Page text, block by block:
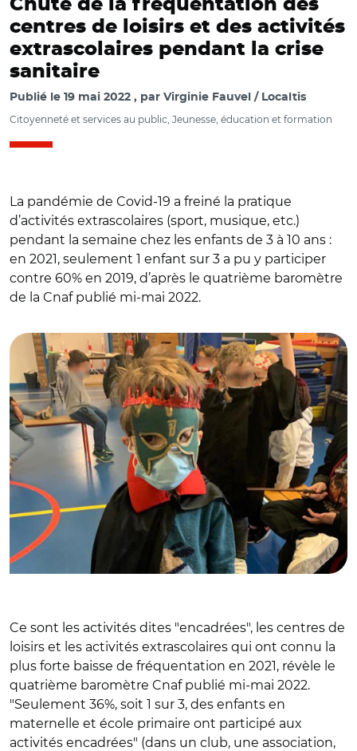
Chute de la fréquentation des
centres de loisirs et des activités
extrascolaires pendant la crise
sanitaire
Publié le 19 mai 2022 par Virginie Fauvel / Localtis
Citoyenneté et services au public, Jeunesse, éducation et formation
La pandémie de Covid-19 a freiné la pratique
d’activités extrascolaires (sport, musique, etc.)
pendant la semaine chez les enfants de 3 à 10 ans :
en 2021, seulement 1 enfant sur 3 a pu y participer
contre 60% en 2019, d’après le quatrième baromètre
de la Cnaf publié mi-mai 2022.
Ce sont les activités dites "encadrées", les centres de
loisirs et les activités extrascolaires qui ont connu la
plus forte baisse de fréquentation en 2021, révèle le
quatrième baromètre Cnaf publié mi-mai 2022.
"Seulement 36%, soit 1 sur 3, des enfants en
maternelle et école primaire ont participé aux
activités encadrées" (dans un club, une association,